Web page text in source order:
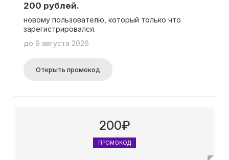
200 рублей.
новому пользователю, который только что
зарегистрировался.
до 9 августа 2026
Открыть промокод
200₽
ПРОМОКОД